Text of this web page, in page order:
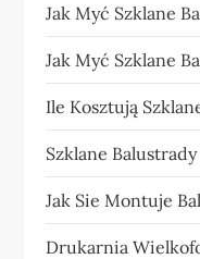
Jak Myć Szklane
Jak Myć Szklane
Ile Kosztują
Szklane
Jak Sie Montuje
Drukarnia